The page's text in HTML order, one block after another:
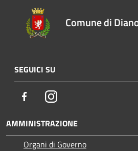
Comune di
SEGUICI SU
FacebookInstagram
AMMINISTRAZIONE
Organi di Governo